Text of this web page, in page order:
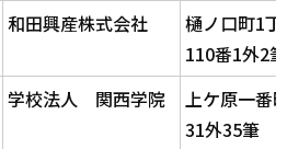
和田興産株式会社
樋ノ口町1
110番1外2筆
学校法人 関西学院
上ケ原一番
31外35筆